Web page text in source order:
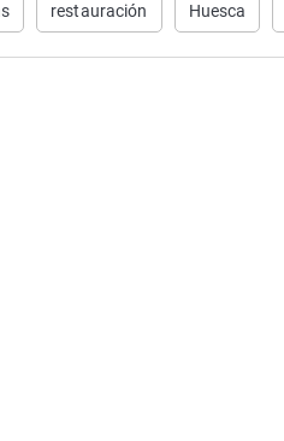
restauración Huesca